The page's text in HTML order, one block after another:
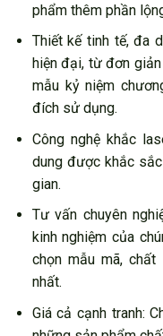
phẩm thêm phần
Thiết kế tinh tế, đa
hiện đại, từ đơn
mẫu kỷ niệm
đích sử dụng.
Công nghệ khắc
dung được khắc
gian.
Tư vấn chuyên
kinh nghiệm của
chọn mẫu mã,
nhất.
Giá cả cạnh tranh: